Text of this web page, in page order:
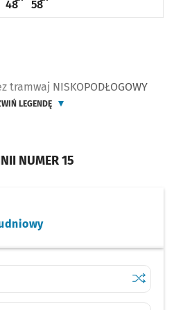
NUMER 15
Sprawdź
23 23
godzinie 23
po godzinie 23
Odjazd
48
minut po godzinie 23
Odjazd
58
minut po godzinie 23
tramwaj NISKOPODŁOGOWY
LEGENDĘ